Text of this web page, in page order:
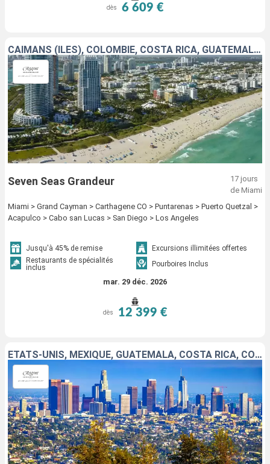
dès 6 609 €
CAÏMANS (ÎLES), COLOMBIE, COSTA RICA, GUATEMALA, MEXIQUE, ÉTATS-UNIS
Seven Seas Grandeur
17 jours
de Miami
Miami > Grand Cayman > Carthagene CO > Puntarenas > Puerto Quetzal >
Acapulco > Cabo san Lucas > San Diego > Los Angeles
Jusqu'à 45% de remise
Excursions illimitées offertes
Restaurants de spécialités
inclus
Pourboires Inclus
mar. 29 déc. 2026
dès 12 399 €
ÉTATS-UNIS, MEXIQUE, GUATEMALA, COSTA RICA, COLOMBIE, CAÏMANS (ÎLES)